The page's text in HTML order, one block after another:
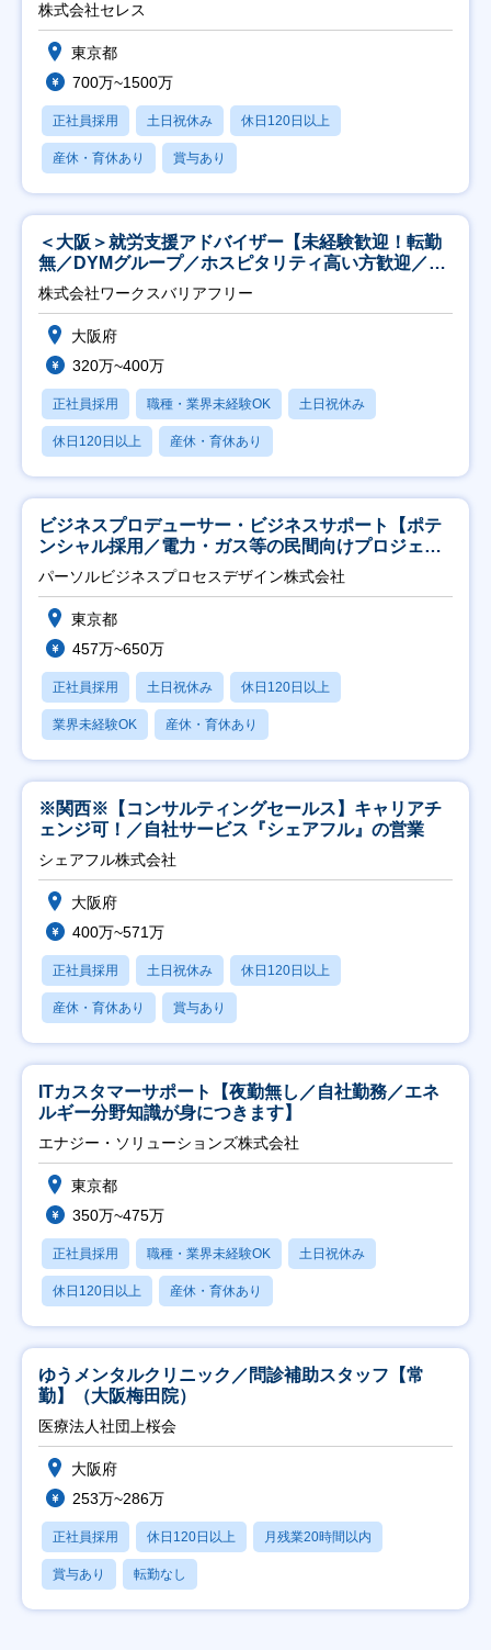
株式会社セレス
東京都
700万~1500万
正社員採用 土日祝休み 休日120日以上
産休・育休あり 賞与あり
＜大阪＞就労支援アドバイザー【未経験歓迎！転勤
無／DYMグループ／ホスピタリティ高い方歓迎／土
日祝】
株式会社ワークスバリアフリー
大阪府
320万~400万
正社員採用 職種・業界未経験OK 土日祝休み
休日120日以上 産休・育休あり
ビジネスプロデューサー・ビジネスサポート【ポテ
ンシャル採用／電力・ガス等の民間向けプロジェク
ト推進】
パーソルビジネスプロセスデザイン株式会社
東京都
457万~650万
正社員採用 土日祝休み 休日120日以上
業界未経験OK 産休・育休あり
※関西※【コンサルティングセールス】キャリアチ
ェンジ可！／自社サービス『シェアフル』の営業
シェアフル株式会社
大阪府
400万~571万
正社員採用 土日祝休み 休日120日以上
産休・育休あり 賞与あり
ITカスタマーサポート【夜勤無し／自社勤務／エネ
ルギー分野知識が身につきます】
エナジー・ソリューションズ株式会社
東京都
350万~475万
正社員採用 職種・業界未経験OK 土日祝休み
休日120日以上 産休・育休あり
ゆうメンタルクリニック／問診補助スタッフ【常
勤】（大阪梅田院）
医療法人社団上桜会
大阪府
253万~286万
正社員採用 休日120日以上 月残業20時間以内
賞与あり 転勤なし